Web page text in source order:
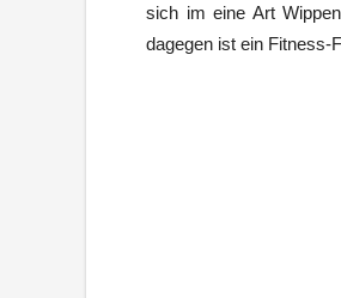
sich im eine Art
dagegen ist ein Fitness-